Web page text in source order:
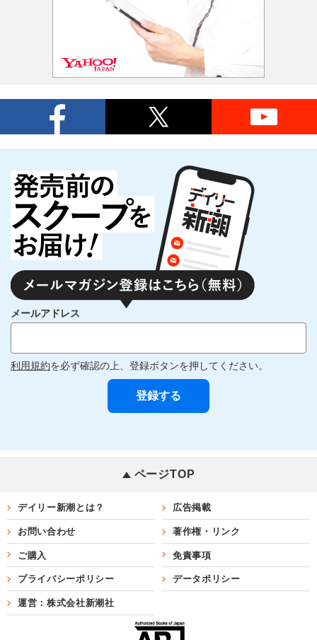
メールアドレス
利用規約を必ず確認の上、登録ボタンを押してください。
ページTOP
デイリー新潮とは？ 広告掲載
お問い合わせ 著作権・リンク
ご購入 免責事項
プライバシーポリシー データポリシー
運営：株式会社新潮社